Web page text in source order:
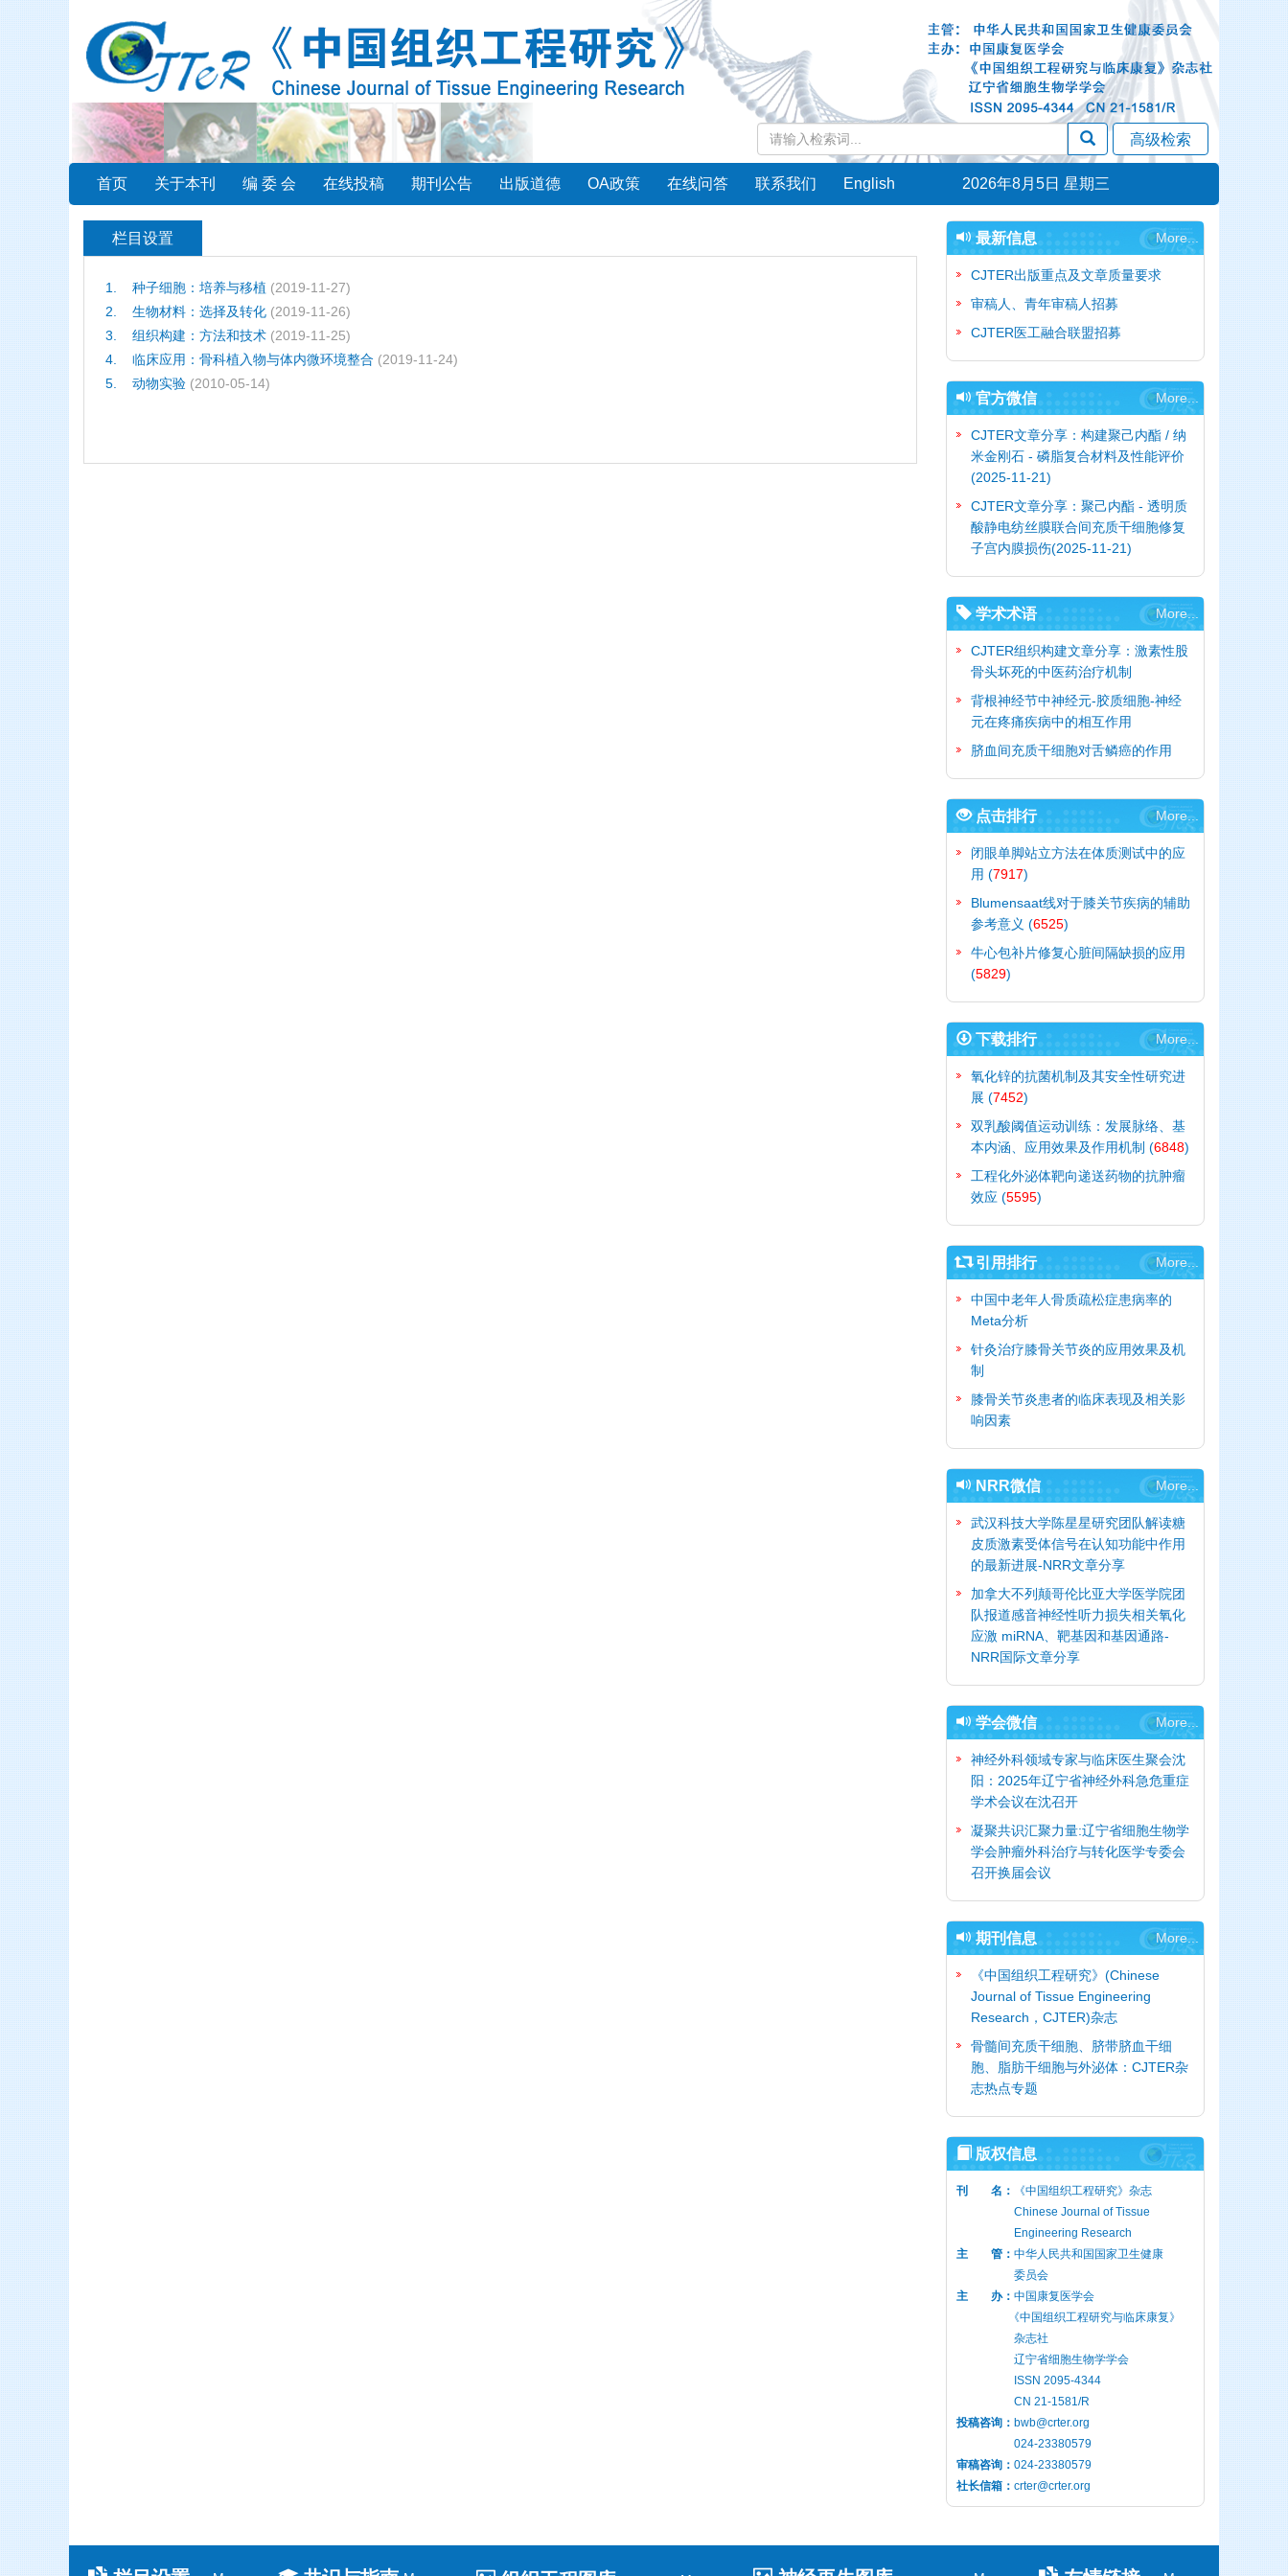
首页 关于本刊 编 委 会 在线投稿 期刊公告 出版道德 OA政策 在线问答 联系我们 English 2026年8月5日 星期三
栏目设置
1. 种子细胞：培养与移植 (2019-11-27)
2.
生物材料：选择及转化 (2019-11-26)
3.
组织构建：方法和技术 (2019-11-25)
4.
临床应用：骨科植入物与体内微环境整合 (2019-11-24)
5.
动物实验 (2010-05-14)
最新信息 More...
CJTER出版重点及文章质量要求
审稿人、青年审稿人招募
CJTER医工融合联盟招募
官方微信 More...
CJTER文章分享：构建聚己内酯 / 纳
米金刚石 - 磷脂复合材料及性能评价
(2025-11-21)
CJTER文章分享：聚己内酯 - 透明质
酸静电纺丝膜联合间充质干细胞修复
子宫内膜损伤(2025-11-21)
学术术语 More...
CJTER组织构建文章分享：激素性股
骨头坏死的中医药治疗机制
背根神经节中神经元-胶质细胞-神经
元在疼痛疾病中的相互作用
脐血间充质干细胞对舌鳞癌的作用
点击排行 More...
闭眼单脚站立方法在体质测试中的应
用 (7917)
Blumensaat线对于膝关节疾病的辅助
参考意义 (6525)
牛心包补片修复心脏间隔缺损的应用
(5829)
下载排行 More...
氧化锌的抗菌机制及其安全性研究进
展 (7452)
双乳酸阈值运动训练：发展脉络、基
本内涵、应用效果及作用机制 (6848)
工程化外泌体靶向递送药物的抗肿瘤
效应 (5595)
引用排行 More...
中国中老年人骨质疏松症患病率的
Meta分析
针灸治疗膝骨关节炎的应用效果及机
制
膝骨关节炎患者的临床表现及相关影
响因素
NRR微信 More...
武汉科技大学陈星星研究团队解读糖
皮质激素受体信号在认知功能中作用
的最新进展-NRR文章分享
加拿大不列颠哥伦比亚大学医学院团
队报道感音神经性听力损失相关氧化
应激 miRNA、靶基因和基因通路-
NRR国际文章分享
学会微信 More...
神经外科领域专家与临床医生聚会沈
阳：2025年辽宁省神经外科急危重症
学术会议在沈召开
凝聚共识汇聚力量:辽宁省细胞生物学
学会肿瘤外科治疗与转化医学专委会
召开换届会议
期刊信息 More...
《中国组织工程研究》(Chinese
Journal of Tissue Engineering
Research，CJTER)杂志
骨髓间充质干细胞、脐带脐血干细
胞、脂肪干细胞与外泌体：CJTER杂
志热点专题
版权信息
刊 名：
《中国组织工程研究》杂志
Chinese Journal of Tissue
Engineering Research
主 管： 中华人民共和国国家卫生健康
委员会
主 办： 中国康复医学会
《中国组织工程研究与临床康复》
杂志社
辽宁省细胞生物学学会
ISSN 2095-4344
CN 21-1581/R
投稿咨询： bwb@crter.org
024-23380579
审稿咨询： 024-23380579
社长信箱： crter@crter.org